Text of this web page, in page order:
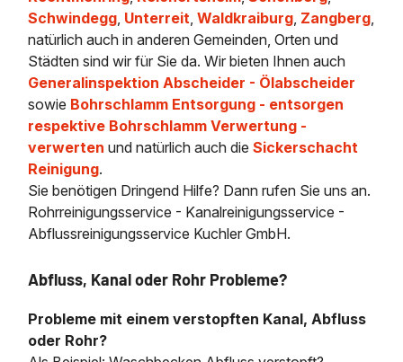
Schwindegg, Unterreit,Waldkraiburg, Zangberg,
natürlich auch in anderen Gemeinden, Orten und
Städten sind wir für Sie da. Wir bieten Ihnen auch
Generalinspektion Abscheider - Ölabscheider
sowie Bohrschlamm Entsorgung - entsorgen
respektive Bohrschlamm Verwertung -
verwerten und natürlich auch dieSickerschacht
Reinigung.
Sie benötigen Dringend Hilfe? Dann rufen Sie uns an.
Rohrreinigungsservice - Kanalreinigungsservice -
Abflussreinigungsservice Kuchler GmbH.
Abfluss, Kanal oder Rohr Probleme?
Probleme mit einem verstopften Kanal, Abfluss
oder Rohr?